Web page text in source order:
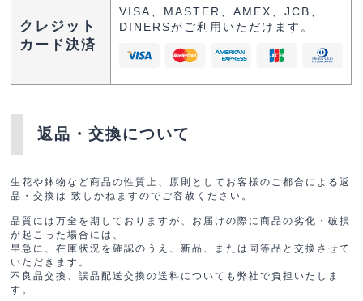
クレジット
カード決済
VISA、MASTER、AMEX、JCB、
DINERSがご利用いただけます。
返品・交換について
生花や鉢物など商品の性質上、原則としてお客様のご都合による返
品・交換は 致しかねますのでご容赦ください。
品質には万全を期しておりますが、お届けの際に商品の劣化・破損
が起こった場合には、
早急に、在庫状況を確認のうえ、新品、または同等品と交換させて
いただきます。
不良品交換、誤品配送交換の送料についても弊社で負担いたしま
す。